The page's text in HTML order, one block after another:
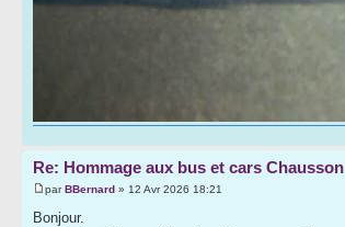
Re: Hommage aux bus et cars Chausson
parBBernard » 12 Avr 2026 18:21
Bonjour.